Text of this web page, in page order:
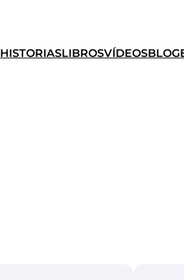
HISTORIASLIBROSVÍDEOSBLOG